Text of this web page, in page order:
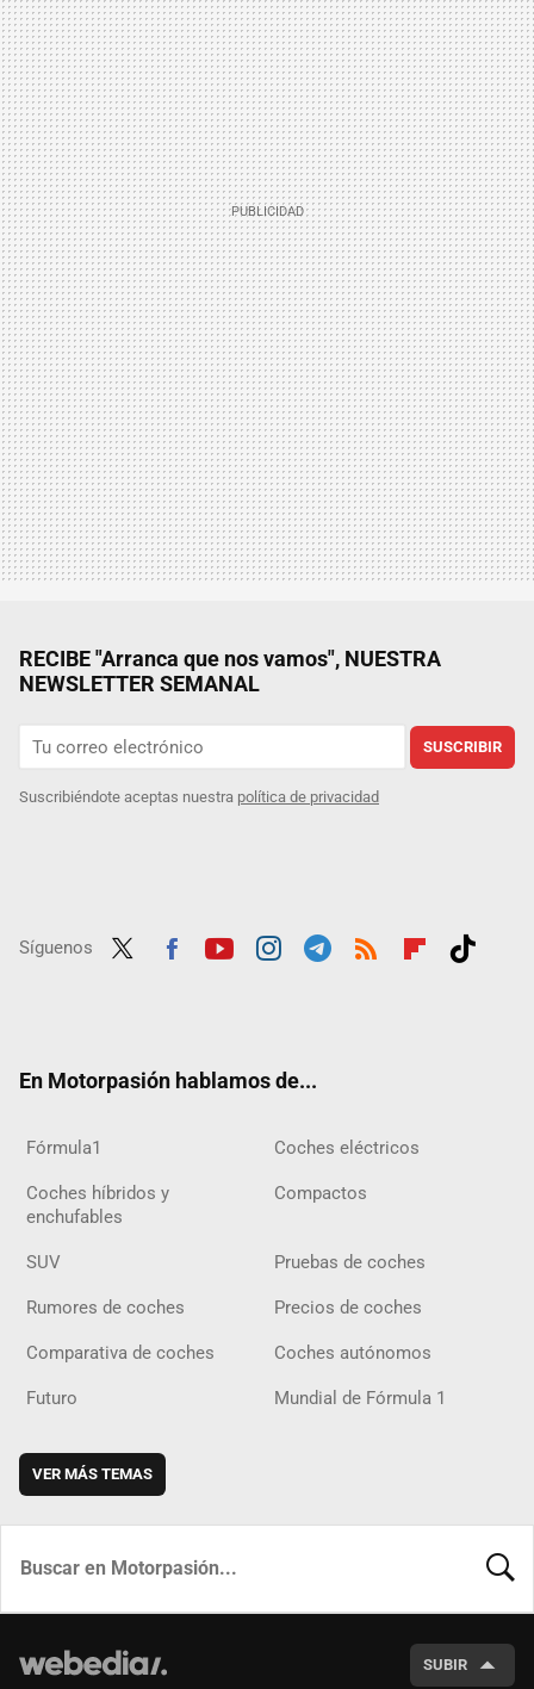
RECIBE "Arranca que nos vamos", NUESTRA
NEWSLETTER SEMANAL
SUSCRIBIR
Suscribiéndote aceptas nuestra política de privacidad
Síguenos
En Motorpasión hablamos de...
Fórmula1 Coches eléctricos
Coches híbridos y
enchufables
Compactos
SUV Pruebas de coches
Rumores de coches Precios de coches
Comparativa de coches Coches autónomos
Futuro Mundial de Fórmula 1
VER MÁS TEMAS
SUBIR